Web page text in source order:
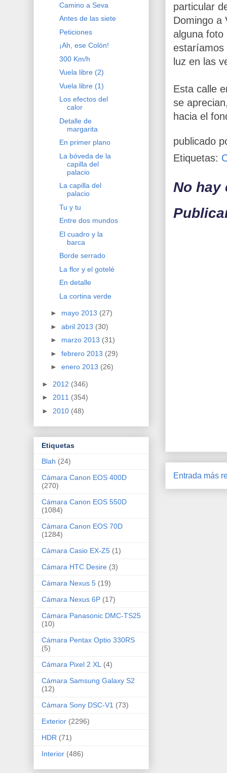
particular
Domingo a
alguna foto
luz en las
Esta calle
se
hacia el
publicado
Etiquetas:
No hay
Entrada más
Camino a Seva
Antes de las siete
Peticiones
¡Ah, ese Colón!
300 Km/h
Vuela libre (2)
Vuela libre (1)
Los efectos del
calor
Detalle de
margarita
En primer plano
La bóveda de la
capilla del
palacio
La capilla del
palacio
Tu y tu
Entre dos mundos
El cuadro y la
barca
Borde serrado
La flor y el gotelé
En detalle
La cortina verde
► mayo 2013 (27)
► abril 2013 (30)
► marzo 2013 (31)
► febrero 2013 (29)
► enero 2013 (26)
► 2012 (346)
► 2011 (354)
► 2010 (48)
Etiquetas
Blah (24)
Cámara Canon EOS 400D
(270)
Cámara Canon EOS 550D
(1084)
Cámara Canon EOS 70D
(1284)
Cámara Casio EX-Z5 (1)
Cámara HTC Desire (3)
Cámara Nexus 5 (19)
Cámara Nexus 6P (17)
Cámara Panasonic DMC-TS25
(10)
Cámara Pentax Optio 330RS
(5)
Cámara Pixel 2 XL
(4)
Cámara Samsung Galaxy S2
(12)
Cámara Sony DSC-V1 (73)
Exterior (2296)
HDR (71)
Interior (486)